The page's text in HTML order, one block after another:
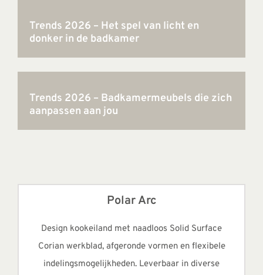
Trends 2026 – Het spel van licht en
donker in de badkamer
Trends 2026 – Badkamermeubels die zich
aanpassen aan jou
Polar Arc
Design kookeiland met naadloos Solid Surface
Corian werkblad, afgeronde vormen en flexibele
indelingsmogelijkheden. Leverbaar in diverse